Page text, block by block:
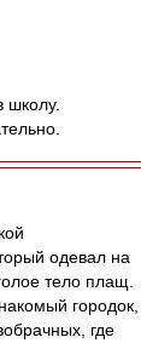
школу.
одевал на
тело плащ.
городок,
где